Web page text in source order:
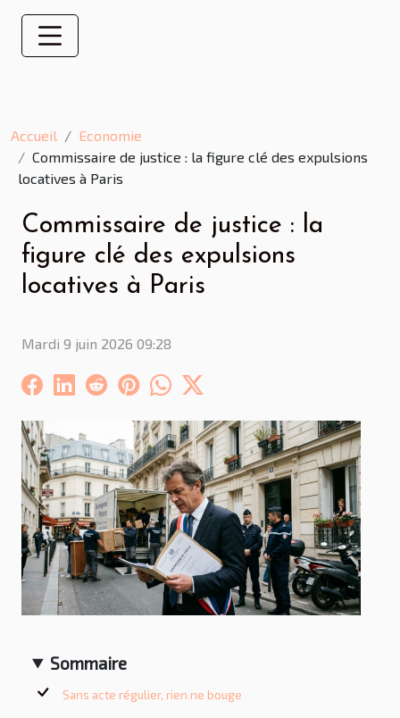
Accueil
Economie
Commissaire de justice : la figure clé des expulsions
locatives à Paris
Commissaire de justice : la
figure clé des expulsions
locatives à Paris
Mardi 9 juin 2026 09:28
Sommaire
Sans acte régulier, rien ne bouge